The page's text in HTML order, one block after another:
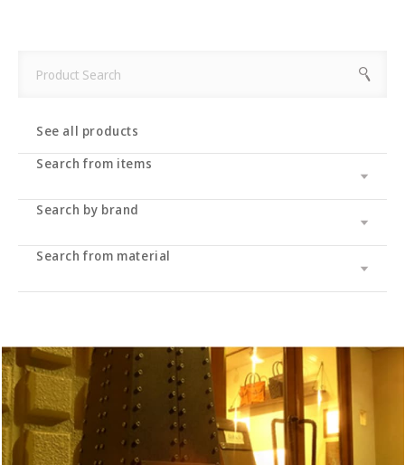
See all products
Search from items
Leather wallet / leather wallet
・long wallet
・Compact wallet
・Slim wallet
・Money clip
・Neck/shoulder wallet
Accessory
・Pass case/ID holder
- Key case/key chain
・Stationery
- System notebook/memo pad
- pencil case
・accessories
- bracelet
・belt
・Shoulder bag/backpack
・Clutch bag
・Pouch/mini pouch/mini bag
- Pocket bag
Search by brand
Cramp
Cramp Classic
Haru
IKENOHATA GINKAWATEN
Other
Search from material
Italian shoulder
Italian Schrink
Pueblo